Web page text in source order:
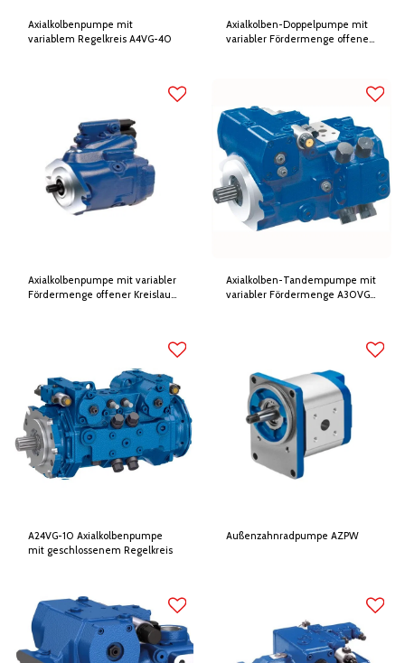
Axialkolbenpumpe mit
variablem Regelkreis A4VG-40
Axialkolben-Doppelpumpe mit
variabler Fördermenge offener
Axialkolbenpumpe mit variabler
Fördermenge offener Kreislauf
Axialkolben-Tandempumpe mit
variabler Fördermenge A30VG-
A24VG-10 Axialkolbenpumpe
mit geschlossenem Regelkreis
Außenzahnradpumpe AZPW